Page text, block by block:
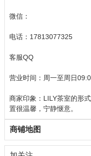
微信：
电话：17813077325
客服QQ
营业时间：周一至周日
商家印象：LILY茶室的形
置很温馨，宁静惬意。
商铺地图